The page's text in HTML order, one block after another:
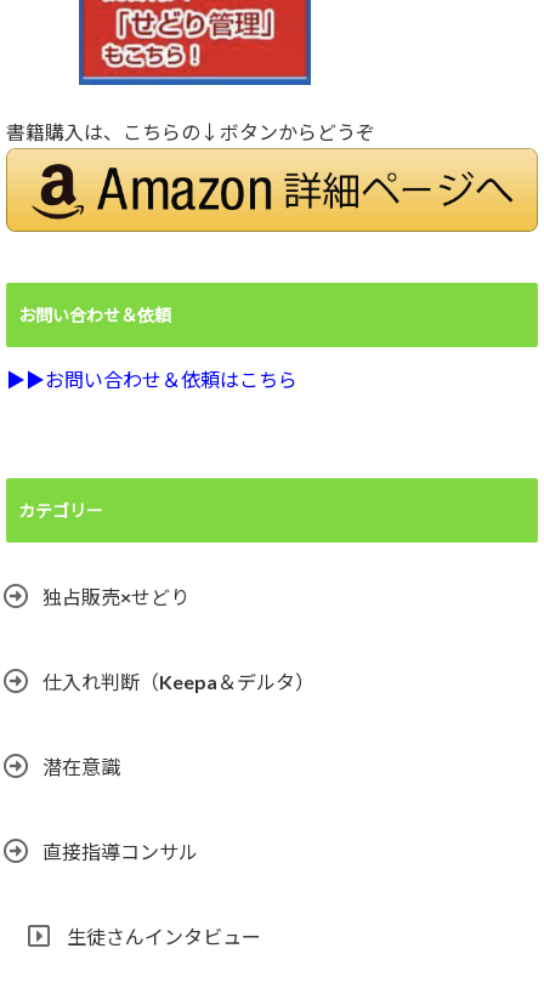
書籍購入は、こちらの↓ボタンからどうぞ
お問い合わせ＆依頼
▶︎▶︎お問い合わせ＆依頼はこちら
カテゴリー
独占販売×せどり
仕入れ判断（Keepa＆デルタ）
潜在意識
直接指導コンサル
生徒さんインタビュー